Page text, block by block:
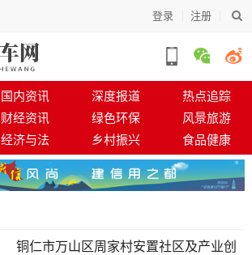
登录 注册
国内资讯 深度报道
热点追踪
财经资讯 绿色环保
风景旅游
经济与法 乡村振兴 食品健康
铜仁市万山区周家村安置社区及产业创